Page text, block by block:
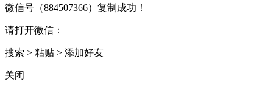
微信号（884507366）复制成功！
请打开微信：
搜索 > 粘贴 > 添加好友
关闭